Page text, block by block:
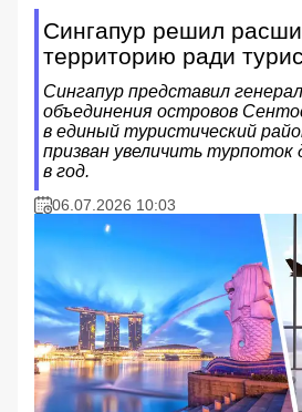
Сингапур решил
территорию ради
Сингапур представил
объединения островов
в единый туристический
призван увеличить турпоток
в год.
06.07.2026 10:03